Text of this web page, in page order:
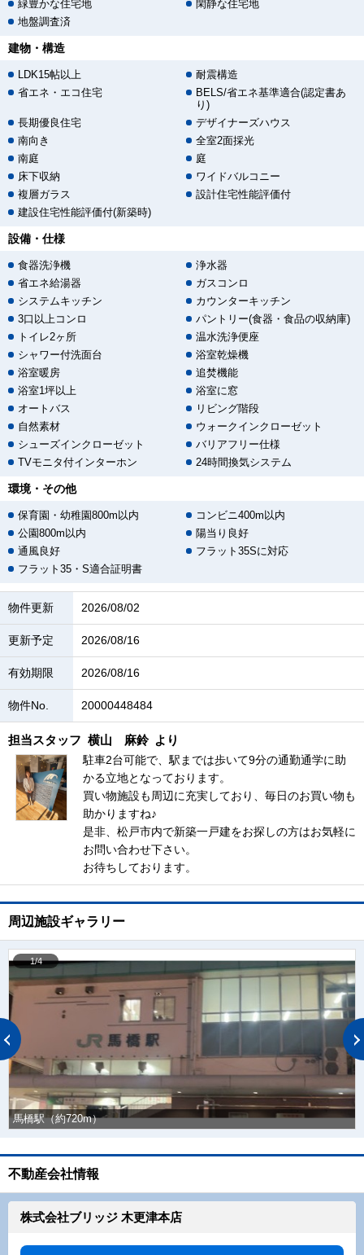
緑豊かな住宅地
閑静な住宅地
地盤調査済
建物・構造
LDK15帖以上
耐震構造
省エネ・エコ住宅
BELS/省エネ基準適合(認定書あ
り)
長期優良住宅
デザイナーズハウス
南向き
全室2面採光
南庭
庭
床下収納
ワイドバルコニー
複層ガラス
設計住宅性能評価付
建設住宅性能評価付(新築時)
設備・仕様
食器洗浄機
浄水器
省エネ給湯器
ガスコンロ
システムキッチン
カウンターキッチン
3口以上コンロ
パントリー(食器・食品の収納庫)
トイレ2ヶ所
温水洗浄便座
シャワー付洗面台
浴室乾燥機
浴室暖房
追焚機能
浴室1坪以上
浴室に窓
オートバス
リビング階段
自然素材
ウォークインクローゼット
シューズインクローゼット
バリアフリー仕様
TVモニタ付インターホン
24時間換気システム
環境・その他
保育園・幼稚園800m以内
コンビニ400m以内
公園800m以内
陽当り良好
通風良好
フラット35Sに対応
フラット35・S適合証明書
物件更新 2026/08/02
更新予定 2026/08/16
有効期限 2026/08/16
物件No. 20000448484
担当スタッフ 横山 麻鈴 より
駐車2台可能で、駅までは歩いて9分の通勤通学に助
かる立地となっております。
買い物施設も周辺に充実しており、毎日のお買い物も
助かりますね♪
是非、松戸市内で新築一戸建をお探しの方はお気軽に
お問い合わせ下さい。
お待ちしております。
周辺施設ギャラリー
馬橋駅（約720m）
1/4
不動産会社情報
株式会社ブリッジ 木更津本店